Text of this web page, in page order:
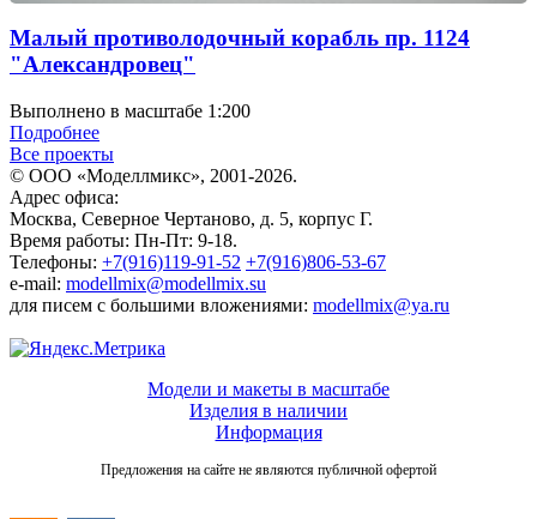
Малый противолодочный корабль пр. 1124
"Александровец"
Выполнено в масштабе 1:200
Подробнее
Все проекты
© ООО «Моделлмикс», 2001-2026.
Адрес офиса:
Москва, Северное Чертаново, д. 5, корпус Г.
Время работы: Пн-Пт: 9-18.
Телефоны: +7(916)119-91-52 +7(916)806-53-67
e-mail: modellmix@modellmix.su
для писем с большими вложениями: modellmix@ya.ru
Модели и макеты в масштабе
Изделия в наличии
Информация
Предложения на сайте не являются публичной офертой